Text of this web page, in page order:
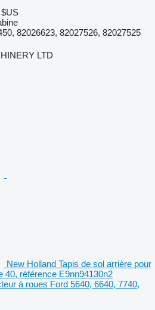
82026623, 82027526, 82027525
LTD
New Holland Tapis de sol arrière pour
40, référence E9nn94130n2
à roues Ford 5640, 6640, 7740,